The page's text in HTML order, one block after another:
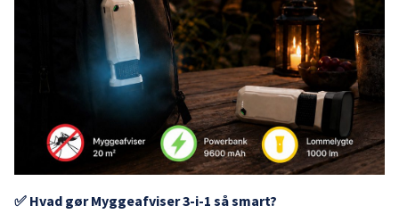
✅ Hvad gør Myggeafviser 3-i-1 så smart?